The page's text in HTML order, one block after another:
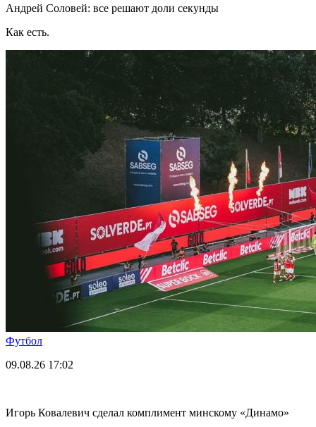
Андрей Соловей: все решают доли секунды
Как есть.
Футбол
09.08.26 17:02
Игорь Ковалевич сделал комплимент минскому «Динамо»